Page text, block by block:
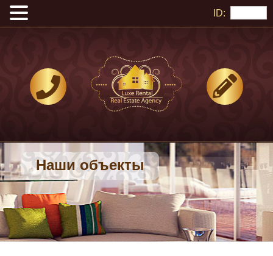
Наши объекты
ID: